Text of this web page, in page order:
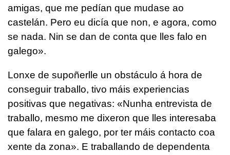
amigas, que me pedían que mudase ao
castelán. Pero eu dicía que non, e agora, como
se nada. Nin se dan de conta que lles falo en
galego».
Lonxe de supoñerlle un obstáculo á hora de
conseguir traballo, tivo máis experiencias
positivas que negativas: «Nunha entrevista de
traballo, mesmo me dixeron que lles interesaba
que falara en galego, por ter máis contacto coa
xente da zona». E traballando de dependenta